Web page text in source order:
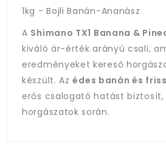
1kg - Bojli Banán-Ananász
A Shimano TX1 Banana &
kiváló ár-érték arányú csali,
eredményeket kereső
készült. Azédes banán és
erős csalogató hatást biztosít,
horgászatok során.